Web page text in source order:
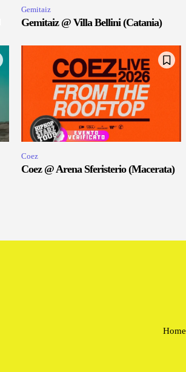
Gemitaiz
Gemitaiz @ Villa Bellini (Catania)
Coez
Coez @ Arena Sferisterio (Macerata)
Home